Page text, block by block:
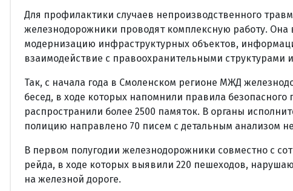
Для профилактики случаев непроизводственного
железнодорожники проводят комплексную работу. Она
модернизацию инфраструктурных объектов,
взаимодействие с правоохранительными структурами
Так, с начала года в Смоленском регионе МЖД
бесед, в ходе которых напомнили правила
распространили более 2500 памяток. В органы
полицию направлено 70 писем с детальным анализом
В первом полугодии железнодорожники совместно с
рейда, в ходе которых выявили 220 пешеходов,
на железной дороге.